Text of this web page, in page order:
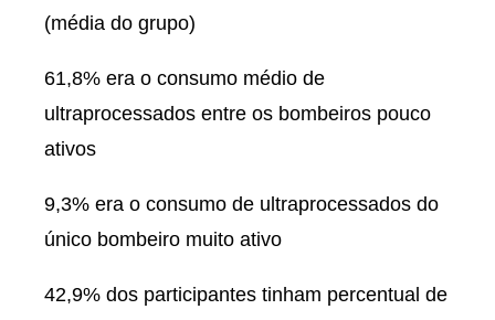
(média do grupo)
61,8% era o consumo médio de
ultraprocessados entre os bombeiros pouco
ativos
9,3% era o consumo de ultraprocessados do
único bombeiro muito ativo
42,9% dos participantes tinham percentual de